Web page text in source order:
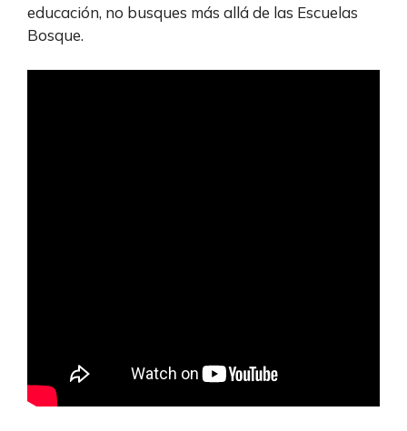
educación, no busques más allá de las Escuelas
Bosque.